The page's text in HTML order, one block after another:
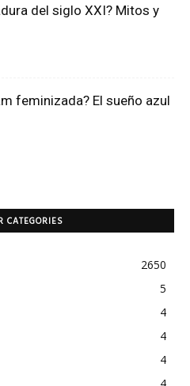
del siglo XXI? Mitos y
feminizada? El sueño azul
CATEGORIES
2650
5
4
4
4